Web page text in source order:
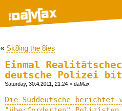
« Sk8ing the 8ies
Einmal
deutsche Polizei
Saturday, 30.4.2011, 21:24 > daMax
Die Süddeutsche berichtet